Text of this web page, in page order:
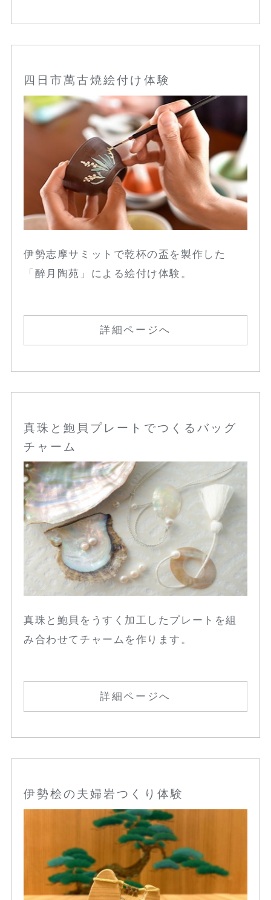
四日市萬古焼絵付け体験
伊勢志摩サミットで乾杯の盃を製作した
「醉月陶苑」による絵付け体験。
詳細ページへ
真珠と鮑貝プレートでつくるバッグ
チャーム
真珠と鮑貝をうすく加工したプレートを組
み合わせてチャームを作ります。
詳細ページへ
伊勢桧の夫婦岩つくり体験